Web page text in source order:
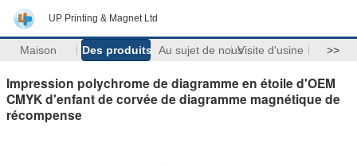
UP Printing & Magnet Ltd
Maison Des produits Au sujet de nousVisite d'usine >>
Impression polychrome de diagramme en étoile d'OEM
CMYK d'enfant de corvée de diagramme magnétique de
récompense